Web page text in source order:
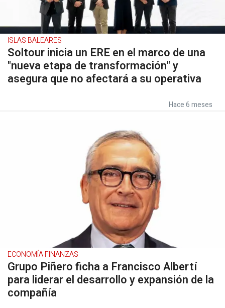
ISLAS BALEARES
Soltour inicia un ERE en el marco de una
"nueva etapa de transformación" y
asegura que no afectará a su operativa
Hace 6 meses
ECONOMÍA FINANZAS
Grupo Piñero ficha a Francisco Albertí
para liderar el desarrollo y expansión de la
compañía